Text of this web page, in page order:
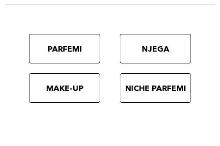
PARFEMI NJEGA
MAKE-UP NICHE PARFEMI